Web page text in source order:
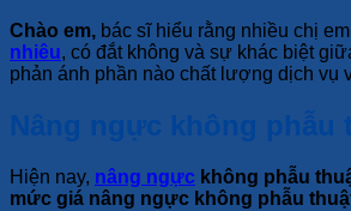
Chào em, bác sĩ hiểu rằng nhiều chị
nhiêu, có đắt không và sự khác biệt
phản ánh phần nào chất lượng dịch vụ
Nâng ngực không phẫu
Hiện nay, nâng ngực không phẫu
mức giá nâng ngực không phẫu